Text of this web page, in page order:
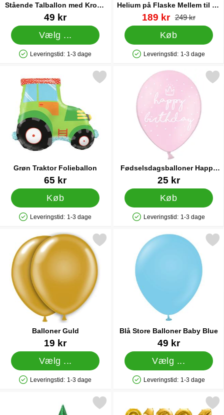
Stående Talballon med Krone
Blå 5
Varenr 3811749 kr
Vælg ...
Produkttilgængelighed: På lager
Leveringstid: 1-3 dage
Helium på Flaske Mellem til 30
Balloner (20-25 cm)
Varenr 13479
pris
189 kr pris
249 kr
Køb
Produkttilgængelighed: På lager
Leveringstid: 1-3 dage
Grøn Traktor Folieballon
Varenr 4188765 kr
Køb
Produkttilgængelighed: På lager
Leveringstid: 1-3 dage
Markér grøn Traktor Folieballon som favorit
Fødselsdagsballoner Happy
Birthday Pink
Varenr 1403925 kr
Køb
Produkttilgængelighed: På lager
Leveringstid: 1-3 dage
Markér fødselsdagsballoner
Balloner Guld
19 kr
Vælg ...
Produkttilgængelighed: På lager
Leveringstid: 1-3 dage
Markér balloner Guld som favorit
Blå Store Balloner Baby Blue
Varenr 3771249 kr
Vælg ...
Produkttilgængelighed: På lager
Leveringstid: 1-3 dage
Markér blå Store Balloner
Markér festhatte Prismatiske Mix 20-pak som favorit
Markér talballon